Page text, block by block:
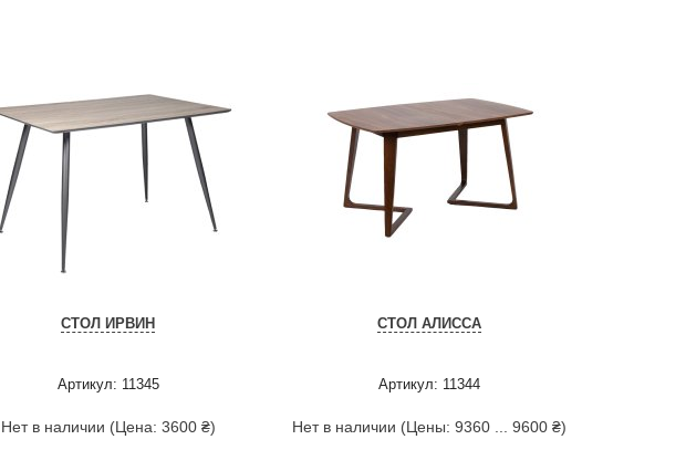
СТОЛ ИРВИН
Артикул: 11345
Нет в наличии (Цена: 3600 ₴)
СТОЛ АЛИССА
Артикул: 11344
Нет в наличии (Цены: 9360 ... 9600 ₴)